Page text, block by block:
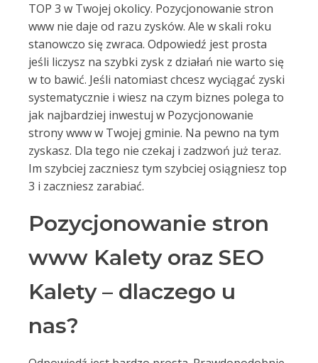
TOP 3 w Twojej okolicy. Pozycjonowanie stron
www nie daje od razu zysków. Ale w skali roku
stanowczo się zwraca. Odpowiedź jest prosta
jeśli liczysz na szybki zysk z działań nie warto się
w to bawić. Jeśli natomiast chcesz wyciągać zyski
systematycznie i wiesz na czym biznes polega to
jak najbardziej inwestuj w Pozycjonowanie
strony www w Twojej gminie. Na pewno na tym
zyskasz. Dla tego nie czekaj i zadzwoń już teraz.
Im szybciej zaczniesz tym szybciej osiągniesz top
3 i zaczniesz zarabiać.
Pozycjonowanie stron
www Kalety oraz SEO
Kalety – dlaczego u
nas?